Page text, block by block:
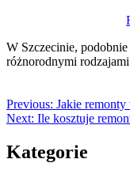
W Szczecinie,
różnorodnymi
Previous: Jakie remonty
Next: Ile kosztuje
Kategorie